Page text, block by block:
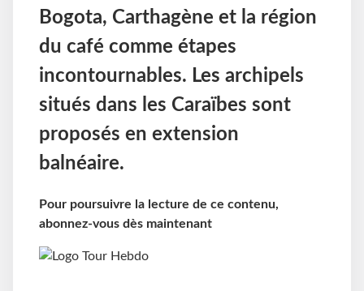
Bogota, Carthagène et la région
du café comme étapes
incontournables. Les archipels
situés dans les Caraïbes sont
proposés en extension
balnéaire.
Pour poursuivre la lecture de ce contenu,
abonnez-vous dès maintenant